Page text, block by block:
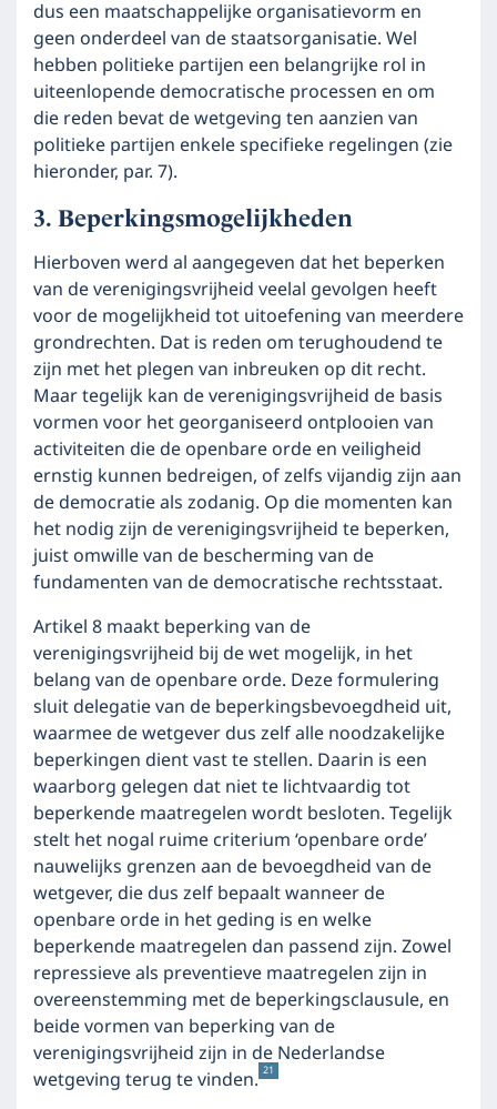
dus een maatschappelijke organisatievorm en
geen onderdeel van de staatsorganisatie. Wel
hebben politieke partijen een belangrijke rol in
uiteenlopende democratische processen en om
die reden bevat de wetgeving ten aanzien van
politieke partijen enkele specifieke regelingen (zie
hieronder, par. 7).
Beperkingsmogelijkheden
Hierboven werd al aangegeven dat het beperken
van de verenigingsvrijheid veelal gevolgen heeft
voor de mogelijkheid tot uitoefening van meerdere
grondrechten. Dat is reden om terughoudend te
zijn met het plegen van inbreuken op dit recht.
Maar tegelijk kan de verenigingsvrijheid de basis
vormen voor het georganiseerd ontplooien van
activiteiten die de openbare orde en veiligheid
ernstig kunnen bedreigen, of zelfs vijandig zijn aan
de democratie als zodanig. Op die momenten kan
het nodig zijn de verenigingsvrijheid te beperken,
juist omwille van de bescherming van de
fundamenten van de democratische rechtsstaat.
Artikel 8 maakt beperking van de
verenigingsvrijheid bij de wet mogelijk, in het
belang van de openbare orde. Deze formulering
sluit delegatie van de beperkingsbevoegdheid uit,
waarmee de wetgever dus zelf alle noodzakelijke
beperkingen dient vast te stellen. Daarin is een
waarborg gelegen dat niet te lichtvaardig tot
beperkende maatregelen wordt besloten. Tegelijk
stelt het nogal ruime criterium ‘openbare orde’
nauwelijks grenzen aan de bevoegdheid van de
wetgever, die dus zelf bepaalt wanneer de
openbare orde in het geding is en welke
beperkende maatregelen dan passend zijn. Zowel
repressieve als preventieve maatregelen zijn in
overeenstemming met de beperkingsclausule, en
beide vormen van beperking van de
verenigingsvrijheid zijn in de Nederlandse
wetgeving terug te vinden. 21